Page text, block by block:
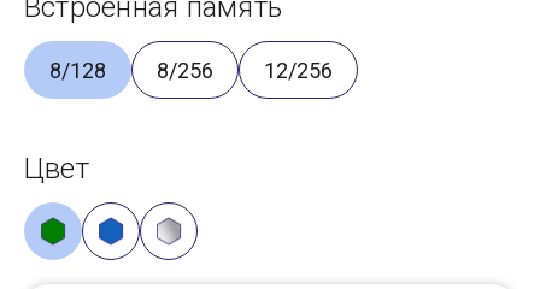
Встроенная память
8/128 8/256 12/256
Цвет